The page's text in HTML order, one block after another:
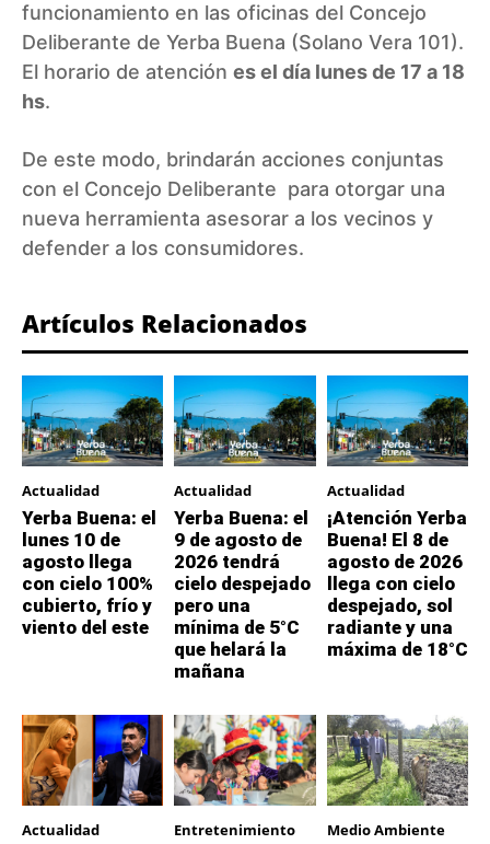
funcionamiento en las oficinas del Concejo
Deliberante de Yerba Buena (Solano Vera 101).
El horario de atención es el día lunes de 17 a 18
hs.
De este modo, brindarán acciones conjuntas
con el Concejo Deliberante para otorgar una
nueva herramienta asesorar a los vecinos y
defender a los consumidores.
Artículos Relacionados
Actualidad
Yerba Buena: el
lunes 10 de
agosto llega
con cielo 100%
cubierto, frío y
viento del este
Actualidad
Yerba Buena: el
9 de agosto de
2026 tendrá
cielo despejado
pero una
mínima de 5°C
que helará la
mañana
Actualidad
¡Atención Yerba
Buena! El 8 de
agosto de 2026
llega con cielo
despejado, sol
radiante y una
máxima de 18°C
Actualidad Entretenimiento Medio Ambiente